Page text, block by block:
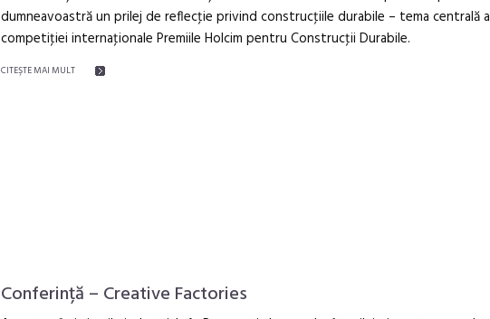
dumneavoastră un prilej de reflecţie privind construcţiile durabile – tema centrală a
competiţiei internaţionale Premiile Holcim pentru Construcţii Durabile.
CITEŞTE MAI MULT
Conferință – Creative Factories